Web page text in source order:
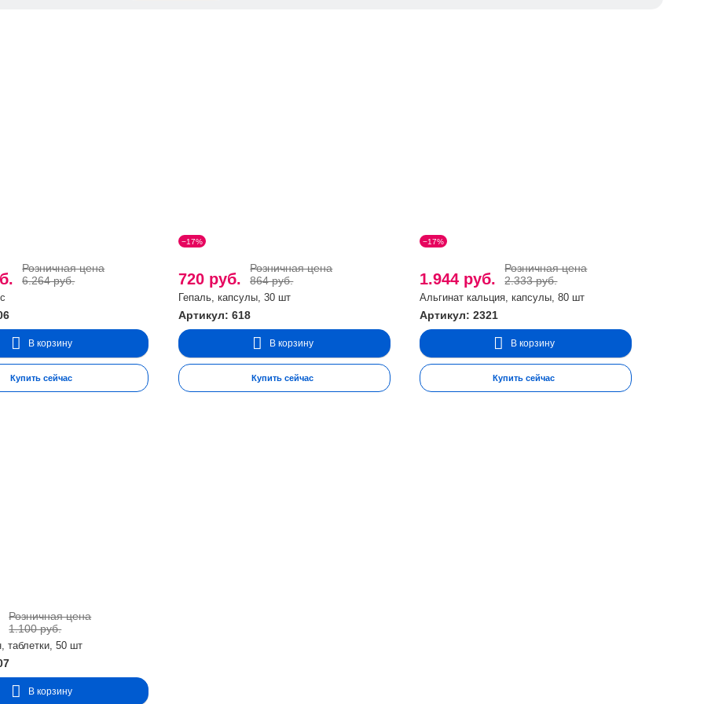
> 7,8 ммоль/л;
типе жироотложения:
и низкокалорийной (1200–1500 ккал/сутки) диете, приеме сорбентов и увеличении физической активности.
Розничная цена
6.264 руб.
В корзину
Купить сейчас
−17%
720 руб.
Розничная цена
864 руб.
Гепаль, капсулы, 30 шт
Артикул: 618
В корзину
Купить сейчас
−17%
1.944 руб.
Розничная цена
2.333 руб.
Альгинат кальция, капсулы, 80 шт
Артикул: 2321
В корзину
Купить сейчас
Розничная цена
1.100 руб.
таблетки, 50 шт
В корзину